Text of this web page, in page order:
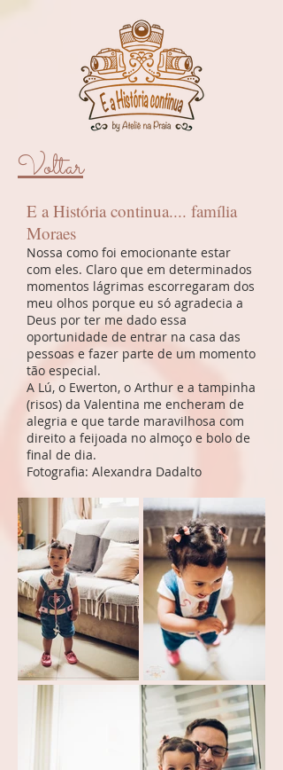
Voltar
E a História continua.... família
Moraes
Nossa como foi emocionante estar
com eles. Claro que em determinados
momentos lágrimas escorregaram dos
meu olhos porque eu só agradecia a
Deus por ter me dado essa
oportunidade de entrar na casa das
pessoas e fazer parte de um momento
tão especial.
A Lú, o Ewerton, o Arthur e a tampinha
(risos) da Valentina me encheram de
alegria e que tarde maravilhosa com
direito a feijoada no almoço e bolo de
final de dia.
Fotografia: Alexandra Dadalto